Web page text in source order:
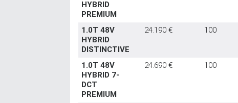
HYBRID
PREMIUM
1.0T 48V
HYBRID
DISTINCTIVE
24.190 € 100
1.0T 48V
HYBRID 7-
DCT
PREMIUM
24.690 € 100